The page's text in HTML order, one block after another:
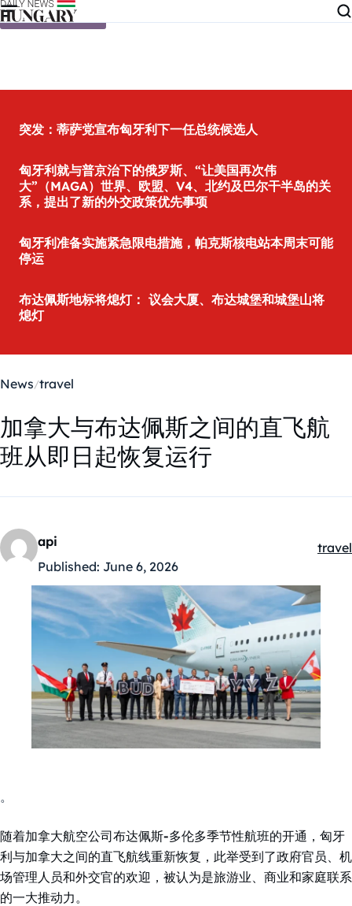
Skip to content
突发：蒂萨党宣布匈牙利下一任总统候选人
匈牙利就与普京治下的俄罗斯、“让美国再次伟
大”（MAGA）世界、欧盟、V4、北约及巴尔干半岛的关
系，提出了新的外交政策优先事项
匈牙利准备实施紧急限电措施，帕克斯核电站本周末可能
停运
布达佩斯地标将熄灯： 议会大厦、布达城堡和城堡山将
熄灯
News travel
加拿大与布达佩斯之间的直飞航
班从即日起恢复运行
api
Published: June 6, 2026
travel
。
随着加拿大航空公司布达佩斯-多伦多季节性航班的开通，匈牙
利与加拿大之间的直飞航线重新恢复，此举受到了政府官员、机
场管理人员和外交官的欢迎，被认为是旅游业、商业和家庭联系
的一大推动力。